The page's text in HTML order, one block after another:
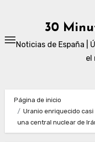
30
Noticias de España |
el
Página de inicio
Uranio enriquecido
una central nuclear de